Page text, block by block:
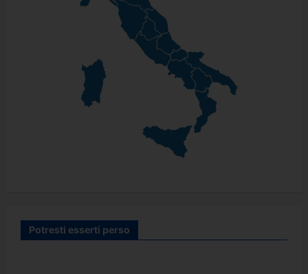
Potresti esserti perso